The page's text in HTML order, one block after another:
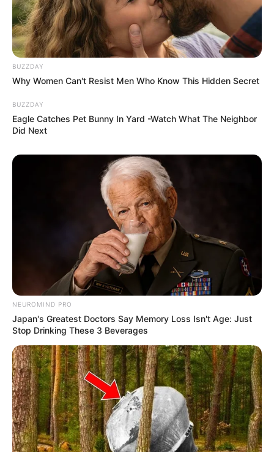
BUZZDAY
Why Women Can't Resist Men Who Know This Hidden Secret
BUZZDAY
Eagle Catches Pet Bunny In Yard -Watch What The Neighbor
Did Next
NEUROMIND PRO
Japan's Greatest Doctors Say Memory Loss Isn't Age: Just
Stop Drinking These 3 Beverages